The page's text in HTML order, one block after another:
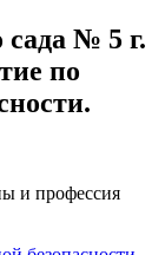
№ 5 г.
по
и профессия